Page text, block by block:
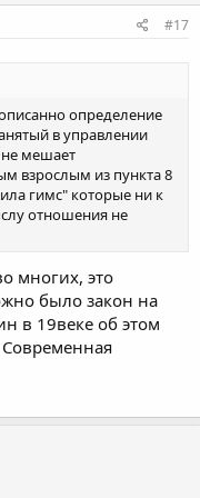
#17
определение
в управлении
мешает
взрослым из пункта 8
гимс" которые ни к
отношения не
многих, это
было закон на
в 19веке об этом